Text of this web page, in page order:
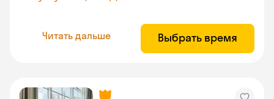
Читать дальше Выбрать время